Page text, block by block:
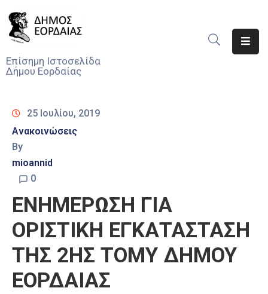
Επίσημη Ιστοσελίδα
Δήμου Εορδαίας
Νέα
Υπηρεσίες
Του
Δήμου
Προσκλήσεις
Αποφάσεις
Τηλέφωνα
Καιρός
25 Ιουλίου, 2019
Ανακοινώσεις
By
mioannid
0
ΕΝΗΜΕΡΩΣΗ ΓΙΑ
ΟΡΙΣΤΙΚΗ ΕΓΚΑΤΑΣΤΑΣΗ
ΤΗΣ 2ΗΣ ΤΟΜΥ ΔΗΜΟΥ
ΕΟΡΔΑΙΑΣ